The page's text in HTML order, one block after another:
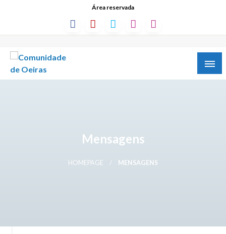
Área reservada
Mensagens
HOMEPAGE MENSAGENS